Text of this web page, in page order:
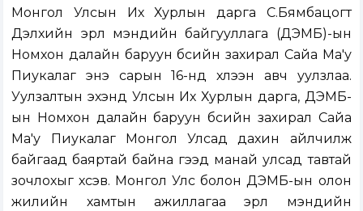
Монгол Улсын Их Хурлын дарга С.Бямбацогт
Дэлхийн эрүүл мэндийн байгууллага (ДЭМБ)-ын
Номхон далайн баруун бүсийн захирал Сайа Ма'у
Пиукалаг энэ сарын 16-нд хүлээн авч уулзлаа.
Уулзалтын эхэнд Улсын Их Хурлын дарга, ДЭМБ-
ын Номхон далайн баруун бүсийн захирал Сайа
Ма'у Пиукалаг Монгол Улсад дахин айлчилж
байгаад баяртай байна гээд манай улсад тавтай
зочлохыг хүсэв. Монгол Улс болон ДЭМБ-ын олон
жилийн хамтын ажиллагаа эрүүл мэндийн